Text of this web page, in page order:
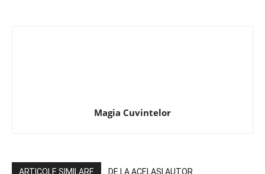
Magia Cuvintelor
ARTICOLE SIMILARE DE LA ACELAȘI AUTOR